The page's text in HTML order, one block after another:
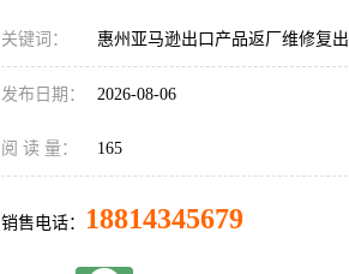
关键词： 惠州亚马逊出口产品返厂维修复出
发布日期： 2026-08-06
阅 读 量： 165
销售电话： 18814345679